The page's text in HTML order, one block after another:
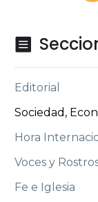

Editorial
Sociedad,
Hora
Voces y
Fe e Iglesia